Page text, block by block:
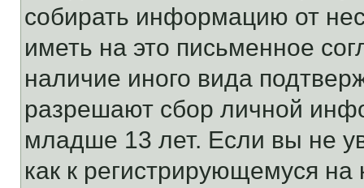
собирать информацию от
иметь на это письменное
наличие иного вида
разрешают сбор личной
младше 13 лет. Если вы не
как к регистрирующемуся